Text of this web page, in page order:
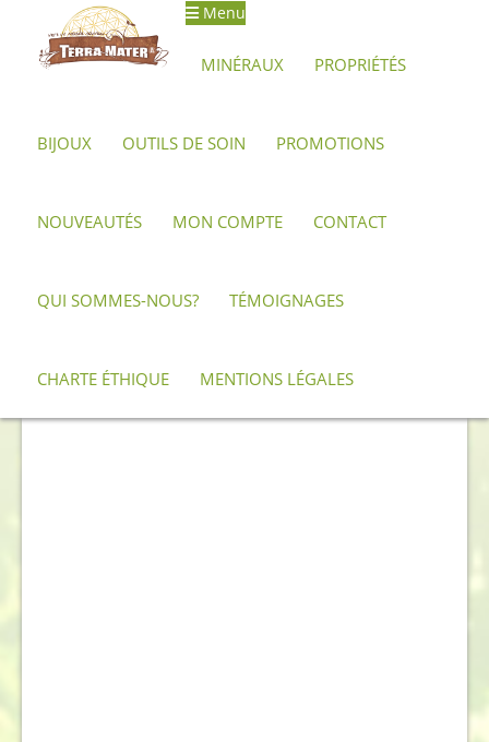
Aller
Aller
au
Menu
MINÉRAUX PROPRIÉTÉS
BIJOUX OUTILS DE SOIN PROMOTIONS
NOUVEAUTÉS MON COMPTE CONTACT
QUI SOMMES-NOUS? TÉMOIGNAGES
CHARTE ÉTHIQUE MENTIONS LÉGALES
Accueil Archives
Quartz rose – fragment brut 58 g – qualité